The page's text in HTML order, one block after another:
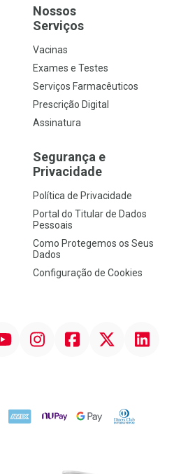
Nossos
Serviços
Vacinas
Exames e Testes
Serviços Farmacêuticos
Prescrição Digital
Assinatura
Segurança e
Privacidade
Política de Privacidade
Portal do Titular de Dados
Pessoais
Como Protegemos os Seus
Dados
Configuração de Cookies
InstagramFacebookTwitter Linkedin
AMEX NuPay Google PayDiners Club